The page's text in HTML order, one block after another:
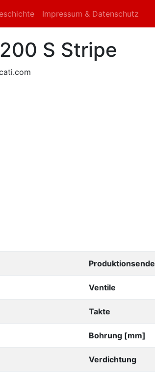
Impressum & Datenschutz
S Stripe
Produktionsende
Ventile
Takte
Bohrung [mm]
Verdichtung